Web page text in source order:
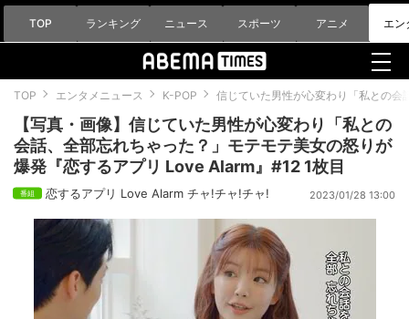
TOP ランキング ニュース スポーツ アニメ エン
TOP エンタメニュース K-POP 信じていた男性が心変わり「私との
【写真・画像】信じていた男性が心変わり「私との
会話、全部忘れちゃった？」モテモテ美女の怒りが
爆発『恋するアプリ Love Alarm』#12 1枚目
恋するアプリ Love Alarm チャ!チャ!チャ! 2023/01/28 13:00